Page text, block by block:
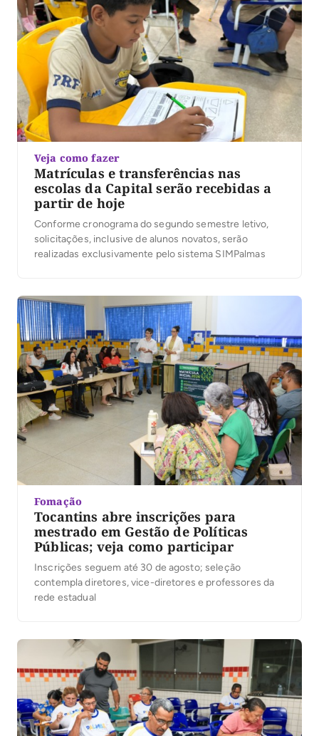
Veja como fazer
Matrículas e transferências nas
escolas da Capital serão recebidas a
partir de hoje
Conforme cronograma do segundo semestre letivo,
solicitações, inclusive de alunos novatos, serão
realizadas exclusivamente pelo sistema SIMPalmas
Fomação
Tocantins abre inscrições para
mestrado em Gestão de Políticas
Públicas; veja como participar
Inscrições seguem até 30 de agosto; seleção
contempla diretores, vice-diretores e professores da
rede estadual